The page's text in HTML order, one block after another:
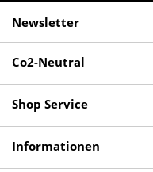
Newsletter
Co2-Neutral
Shop Service
Informationen